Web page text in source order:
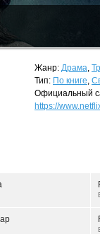
Жанр: Драма,
Тип: По книге,
Официальный
https://